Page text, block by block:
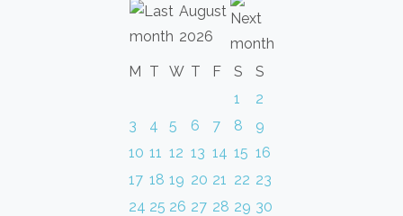
August
2026
M T W T F S
S
1
2
3
4 5 6 7 8
9
10 11 12 13 14 15 16
17 18 19 20 21 22 23
24 25 26 27 28 29 30